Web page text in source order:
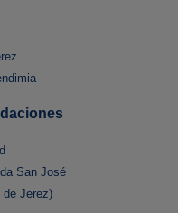
San José
de Jerez)